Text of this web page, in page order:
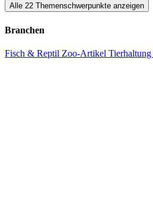
Alle 22 Themenschwerpunkte anzeigen
Branchen
Fisch & Reptil Zoo-Artikel Tierhaltung